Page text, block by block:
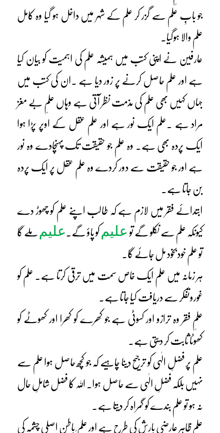
جو بابِ علم سے گزر کر علم کے شہر میں داخل ہو گیا وہ کامل
علم والا ہوگیا۔
عارفین نے اپنی کتب میں ہمیشہ علم کی اہمیت کو بیان کیا
ہے اور علم حاصل کرنے پر زور دیا ہے ۔ان کی کتب میں
جہاں کہیں بھی علم کی مذمت نظر آتی ہے وہاں علمِ بے مغز
مراد ہے ۔علم ایک نور ہے اور علم عقل کے اوپر پڑا ہوا
ایک پردہ بھی ہے۔ وہ علم جو حقیقت تک پہنچادے وہ نور
ہے اور جو حقیقت سے دور کردے وہ علم عقل پر ایک پردہ
بن جاتا ہے۔
ابتدائے فقر میں لازم ہے کہ طالب اپنے علم کو چھوڑ دے
کیونکہ علم سے نکلو گے تو علیم کو پاؤ گے۔ علیم ملے گا
تو علم خودبخود مل جائے گا۔
ہر زمانہ میں علم ایک خاص سمت میں ترقی کرتا ہے۔ علم کو
غوروتفکر سے دریافت کیا جاتا ہے۔
علمِ فقر وہ ترازو اور کسوٹی ہے جو کھرے کو کھرا اور کھوٹے کو
کھوٹا ثابت کر دیتی ہے۔
علم پر فضلِ الٰہی کو ترجیح دینا چاہیے کہ جو کچھ حاصل ہوا علم سے
نہیں بلکہ فضلِ الٰہی سے حاصل ہوا۔ اللہ کا فضل شاملِ حال
نہ ہو تو علم بندے کو گمراہ کر دیتا ہے۔
علمِ ظاہر عارضی بارش کی طرح ہے اور علم ِ باطن اصلی چشمہ کی